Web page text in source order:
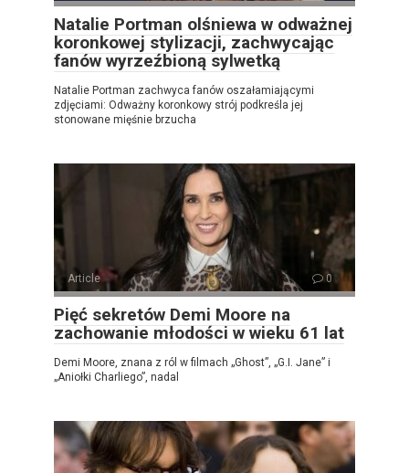
Natalie Portman olśniewa w odważnej
koronkowej stylizacji, zachwycając
fanów wyrzeźbioną sylwetką
Natalie Portman zachwyca fanów oszałamiającymi
zdjęciami: Odważny koronkowy strój podkreśla jej
stonowane mięśnie brzucha
Article 0
Pięć sekretów Demi Moore na
zachowanie młodości w wieku 61 lat
Demi Moore, znana z ról w filmach „Ghost”, „G.I. Jane” i
„Aniołki Charliego”, nadal